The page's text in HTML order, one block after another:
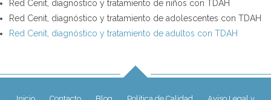
Red Cenit, diagnóstico y tratamiento de niños con TDAH
Red Cenit, diagnóstico y tratamiento de adolescentes con TDAH
Red Cenit, diagnóstico y tratamiento de adultos con TDAH